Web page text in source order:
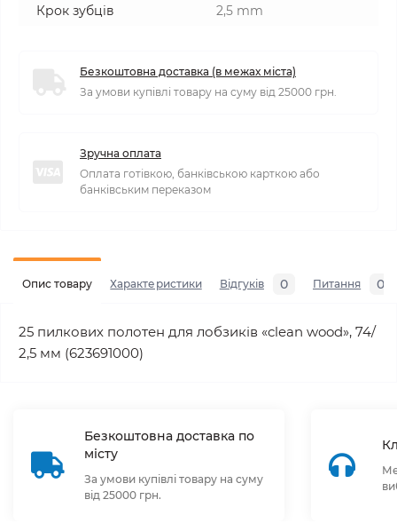
Крок зубців 2,5 mm
Безкоштовна доставка (в межах міста)
За умови купівлі товару на суму від 25000 грн.
Зручна оплата
Оплата готівкою, банківською карткою або
банківським переказом
Опис товару Характеристики Відгуків 0 Питання 0
25 пилкових полотен для лобзиків «clean wood», 74/
2,5 мм (623691000)
Безкоштовна доставка по
місту
За умови купівлі товару на суму
від 25000 грн.